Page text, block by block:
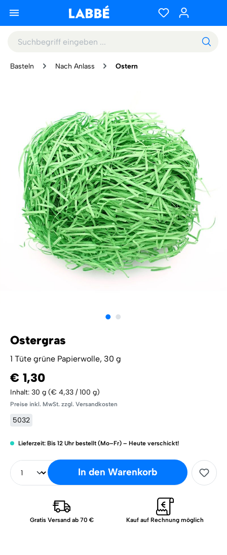
Basteln Nach Anlass Ostern
Ostergras
1 Tüte grüne Papierwolle, 30 g
€ 1,30
Inhalt: 30 g (€ 4,33 / 100 g)
Preise inkl. MwSt. zzgl. Versandkosten
5032
Lieferzeit: Bis 12 Uhr bestellt (Mo–Fr) – Heute verschickt!
In den Warenkorb
Gratis Versand ab 70 € Kauf auf Rechnung möglich